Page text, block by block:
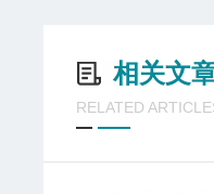
相关文
RELATED